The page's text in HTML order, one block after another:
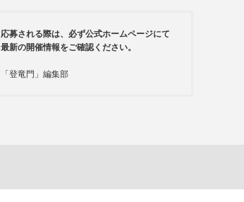
応募される際は、必ず公式ホームページにて
最新の開催情報をご確認ください。
「登竜門」編集部